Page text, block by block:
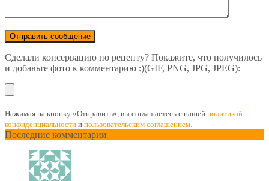
Сделали консервацию по рецепту? Покажите, что получилось
и добавьте фото к комментарию :)(GIF, PNG, JPG, JPEG):
Нажимая на кнопку «Отправить», вы соглашаетесь с нашей политикой
конфиденциальности и пользовательским соглашением.
Последние комментарии